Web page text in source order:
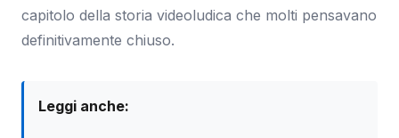
capitolo della storia videoludica che molti pensavano
definitivamente chiuso.
Leggi anche: